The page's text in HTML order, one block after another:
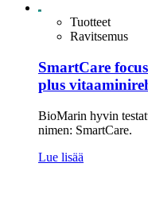
Tuotteet
Ravitsemus
SmartCare
plus
BioMarin hyvin
nimen: SmartCare.
Lue lisää